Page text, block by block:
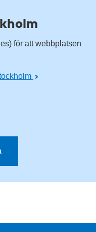
för att webbplatsen